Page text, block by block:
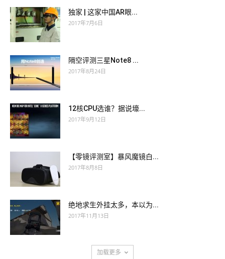
独家 | 这家中国AR眼...
2017年7月6日
隔空评测三星Note8 ...
2017年8月24日
12核CPU选谁？据说壕...
2017年9月12日
【零镜评测室】暴风魔镜白...
2017年8月8日
绝地求生外挂太多，本以为...
2017年11月13日
加载更多